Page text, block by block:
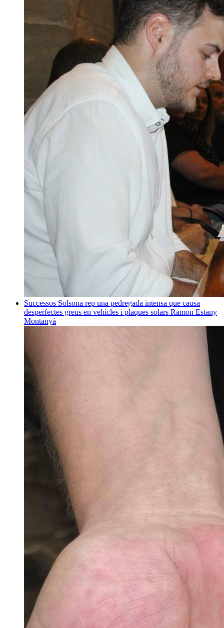
Successos Solsona rep una pedregada intensa que causa
desperfectes greus en vehicles i plaques solars Ramon Estany
Montanyà